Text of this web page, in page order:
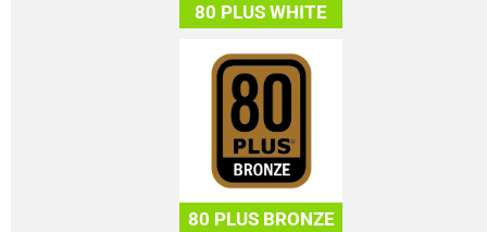
80 PLUS WHITE
80 PLUS BRONZE